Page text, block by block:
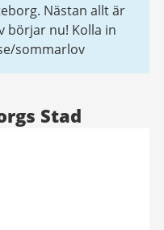
Nästan allt är
börjar nu! Kolla in
sommarlov
Stad